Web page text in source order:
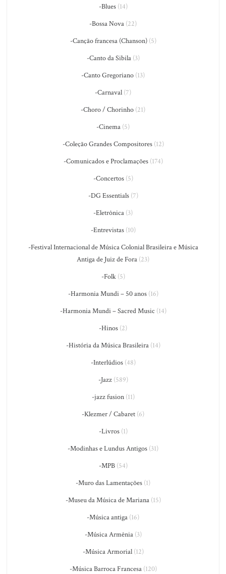
-Blues(14)
-Bossa Nova (22)
-Canção francesa (Chanson)(5)
-Canto da Sibila(3)
-Canto Gregoriano (13)
-Carnaval (7)
-Choro / Chorinho (21)
-Cinema (5)
-Coleção Grandes Compositores(12)
-Comunicados e Proclamações(174)
-Concertos(5)
-DG Essentials(7)
-Eletrônica (3)
-Entrevistas(10)
-Festival Internacional de Música Colonial Brasileira e Música
Antiga de Juiz de Fora (23)
-Folk(5)
-Harmonia Mundi – 50 anos(16)
-Harmonia Mundi – Sacred Music (14)
-Hinos (2)
-História da Música Brasileira(14)
-Interlúdios(48)
-Jazz(589)
-jazz fusion(11)
-Klezmer / Cabaret (6)
-Livros(1)
-Modinhas e Lundus Antigos (31)
-MPB(54)
-Muro das Lamentações (1)
-Museu da Música de Mariana(15)
-Música antiga (16)
-Música Armênia(3)
-Música Armorial(12)
-Música Barroca Francesa(120)